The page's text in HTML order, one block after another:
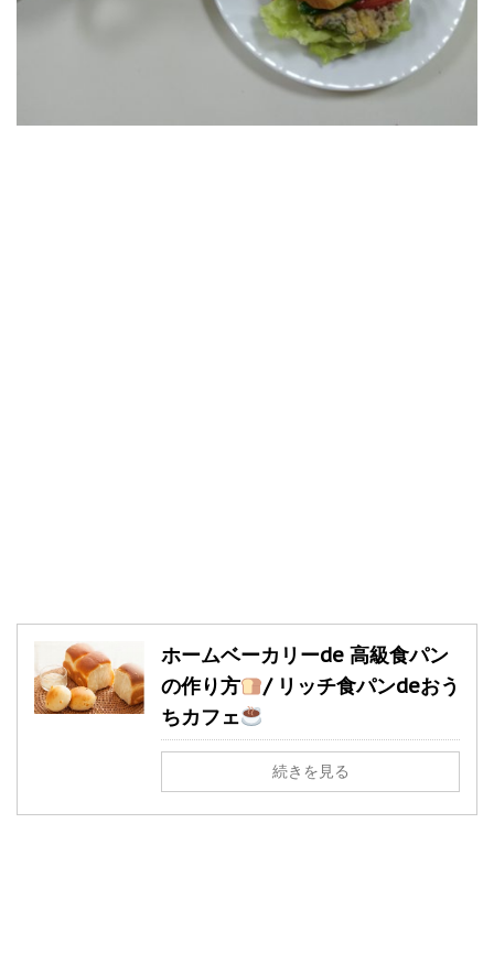
ホームベーカリーde 高級食パン
の作り方
/ リッチ食パンdeおう
ちカフェ
続きを見る